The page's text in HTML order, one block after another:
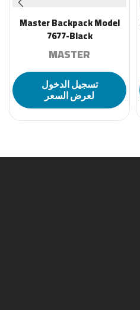
Master Backpack Model
7677-Black
MASTER
تسجيل الدخول
لعرض السعر